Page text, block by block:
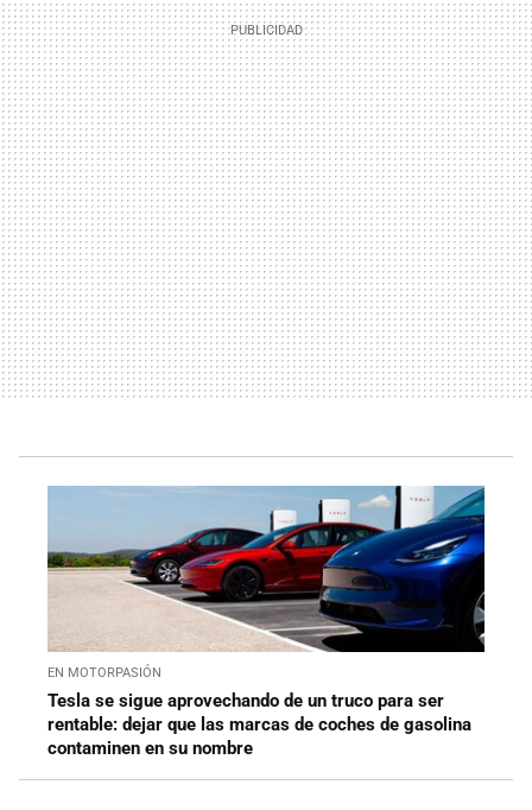
EN MOTORPASIÓN
Tesla se sigue aprovechando de un truco para ser
rentable: dejar que las marcas de coches de gasolina
contaminen en su nombre